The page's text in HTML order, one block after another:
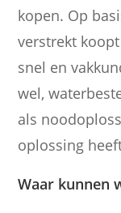
kopen. Op
verstrekt
snel en
wel,
als
oplossing
Waar kunnen